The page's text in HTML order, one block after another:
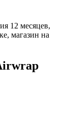
12 месяцев,
магазин на